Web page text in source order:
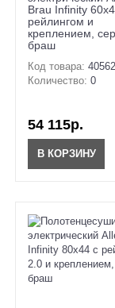
Brau Infinity
рейлингом и
креплением,
браш
Код товара: 40562
Количество: 0
54 115р.
В КОРЗИНУ